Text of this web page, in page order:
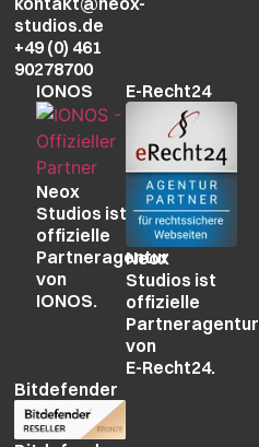
Bitdefender
IONOS
Neox
Studios ist
offizielle
Partneragentur
von
IONOS.
E-Recht24
Neox
Studios ist
offizielle
Partneragentur
von
E-Recht24.
studios.de
+49 (0) 461
90278700